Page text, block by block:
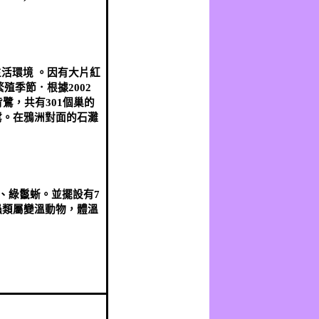
環境 。因有大片紅
殖季節．根據2002
鷺，共有301個巢的
在鴉洲對面的石灘
綠鬣蜥。並擺設有7
屬變溫動物，體溫